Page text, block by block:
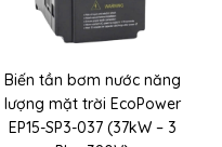
Biến tần bơm nước năng
lượng mặt trời EcoPower
EP15-SP3-037 (37kW – 3